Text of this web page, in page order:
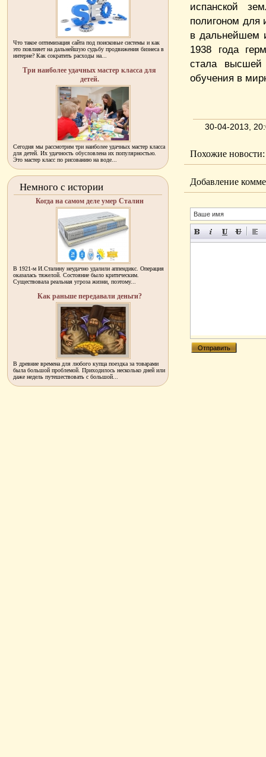
испанской
полигоном для
в дальнейшем
1938 года
стала
обучения в
30-04-2013,
Похожие новости:
Добавление
Что такое оптимизация сайта под поисковые системы и как
это повлияет на дальнейшую судьбу продвижения бизнеса в
интерне? Как сократить расходы на...
Три наиболее удачных мастер класса для
детей.
Сегодня мы рассмотрим три наиболее удачных мастер класса
для детей. Их удачность обусловлена их популярностью.
Это мастер класс по рисованию на воде...
Немного с истории
Когда на самом деле умер Сталин
В 1921-м И.Сталину неудачно удалили аппендикс. Операция
оказалась тяжелой. Состояние было критическим.
Существовала реальная угроза жизни, поэтому...
Как раньше передавали деньги?
В древние времена для любого купца поездка за товарами
была большой проблемой. Приходилось несколько дней или
даже недель путешествовать с большой...